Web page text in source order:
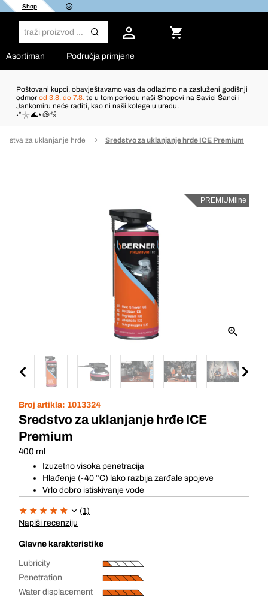
Shop
Asortiman Područja primjene
Poštovani kupci, obavještavamo vas da odlazimo na zasluženi godišnji
odmor od 3.8. do 7.8. te u tom periodu naši Shopovi na Savici Šanci i
Jankomiru neće raditi, kao ni naši kolege u uredu.
˖°𓇼🌊⋆🐚🫧
za uklanjanje hrđe Sredstvo za uklanjanje hrđe ICE Premium
PREMIUMline
Broj artikla: 1013324
Sredstvo za uklanjanje hrđe ICE
Premium
400 ml
Izuzetno visoka penetracija
Hlađenje (-40 °C) lako razbija zarđale spojeve
Vrlo dobro istiskivanje vode
(1)
Napiši recenziju
Glavne karakteristike
Lubricity
Penetration
Water displacement